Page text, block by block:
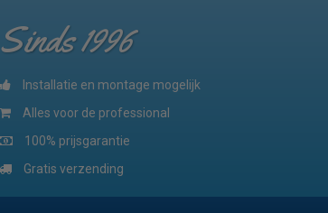
Sinds 1996
Installatie en montage mogelijk
Alles voor de professional
100% prijsgarantie
Gratis verzending